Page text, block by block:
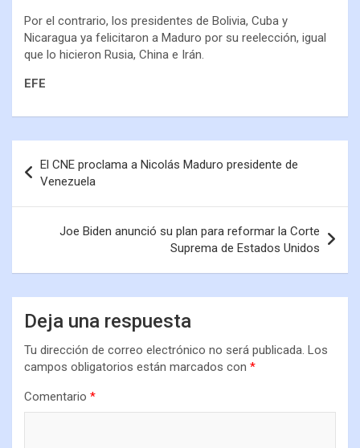
Por el contrario, los presidentes de Bolivia, Cuba y
Nicaragua ya felicitaron a Maduro por su reelección, igual
que lo hicieron Rusia, China e Irán.
EFE
El CNE proclama a Nicolás Maduro presidente de
Venezuela
Joe Biden anunció su plan para reformar la Corte
Suprema de Estados Unidos
Deja una respuesta
Tu dirección de correo electrónico no será publicada. Los
campos obligatorios están marcados con *
Comentario *